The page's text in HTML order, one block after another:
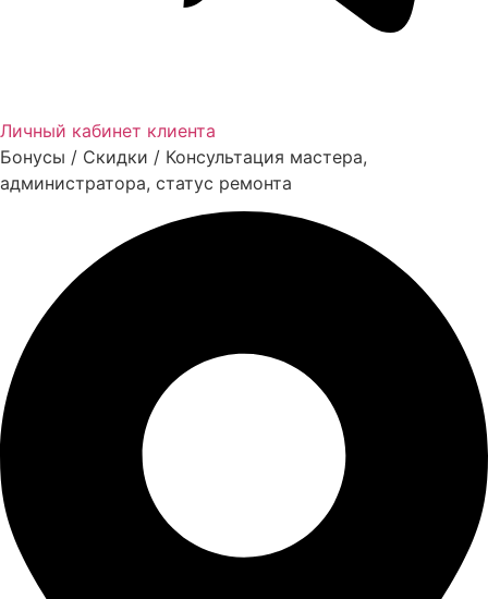
Личный кабинет клиента
Бонусы / Скидки / Консультация мастера,
администратора, статус ремонта